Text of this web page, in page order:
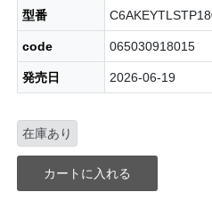
型番
code 065030918015
発売日 2026-06-19
在庫あり
カートに入れる